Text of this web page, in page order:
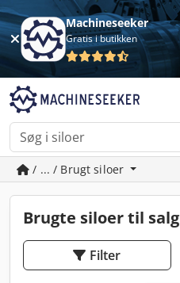
Machineseeker
Gratis i butikken
/ ... / Brugt siloer
Brugte siloer til salg
Filter